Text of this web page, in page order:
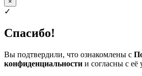
✓
Спасибо!
Вы подтвердили, что ознакомлены с
конфиденциальности и согласны с её